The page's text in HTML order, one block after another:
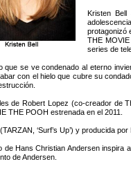
Kristen Bell
protagonizó
THE
series de
se ve condenado al eterno
con el hielo que cubre su
de Robert Lopez (co-creador de
THE POOH estrenada en el 2011.
‘Surf’s Up’) y producida
Hans Christian Andersen
de Andersen.